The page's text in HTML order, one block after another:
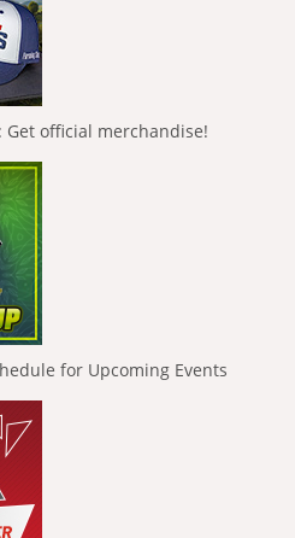
Get official merchandise!
for Upcoming Events